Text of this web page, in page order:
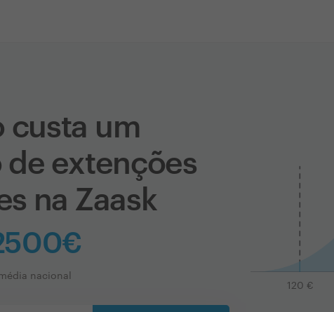
custa um
de extenções
na Zaask
nacional
120 €